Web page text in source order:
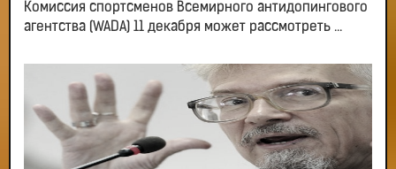
Комиссия спортсменов Всемирного антидопингового
агентства (WADA) 11 декабря может рассмотреть ...